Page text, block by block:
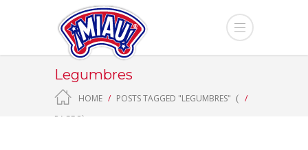
Legumbres
HOME POSTS TAGGED "LEGUMBRES" (
PAGE 3)